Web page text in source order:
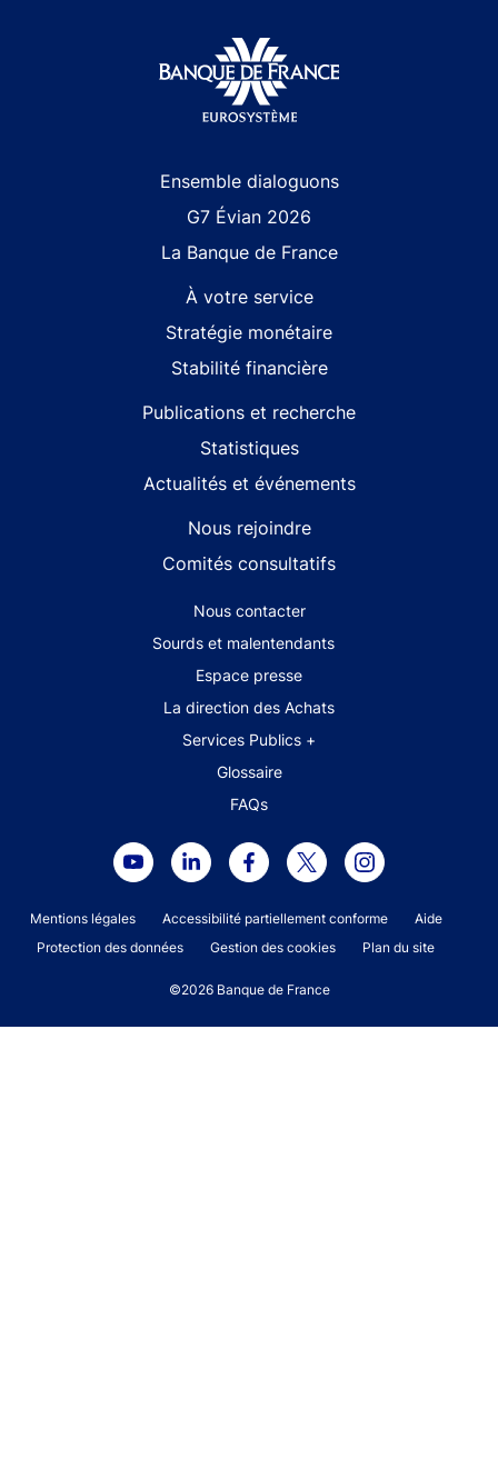
Ensemble dialoguons
G7 Évian 2026
La Banque de France
À votre service
Stratégie monétaire
Stabilité financière
Publications et recherche
Statistiques
Actualités et événements
Nous rejoindre
Comités consultatifs
Footer secondary menuNous contacter
Sourds et malentendants
Espace presse
La direction des Achats
Services Publics +
Glossaire
FAQs
©2026 Banque de France
Footer legal notice menu
Mentions légales Accessibilité partiellement conforme
Aide
Protection des données
Gestion des cookies Plan du site